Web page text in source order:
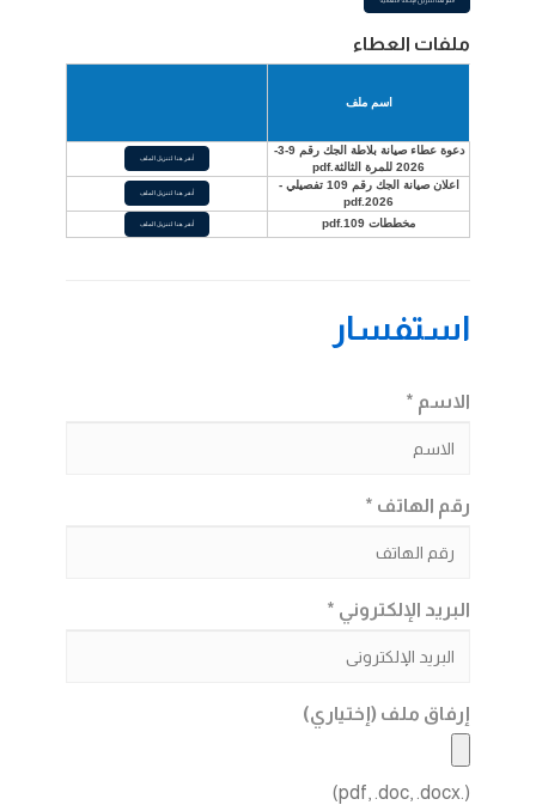
ملفات العطاء
اسم ملف
دعوة عطاء صيانة بلاطة الجك رقم 9-3-
2026 للمرة الثالثة.pdf
أنقر هنا لتنزيل الملف
اعلان صيانة الجك رقم 109 تفصيلي -
2026.pdf
أنقر هنا لتنزيل الملف
مخططات 109.pdf أنقر هنا لتنزيل الملف
استفسار
الاسم *
رقم الهاتف *
البريد الإلكتروني *
إرفاق ملف (إختياري)
(.pdf, .doc, .docx)